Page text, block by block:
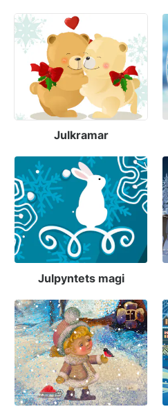
Julkramar
Julpyntets magi